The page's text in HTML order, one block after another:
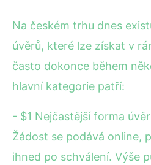
Na českém trhu dnes
úvěrů, které lze získat v
často dokonce během
hlavní kategorie patří:
- $1 Nejčastější forma
Žádost se podává online,
ihned po schválení. Výše